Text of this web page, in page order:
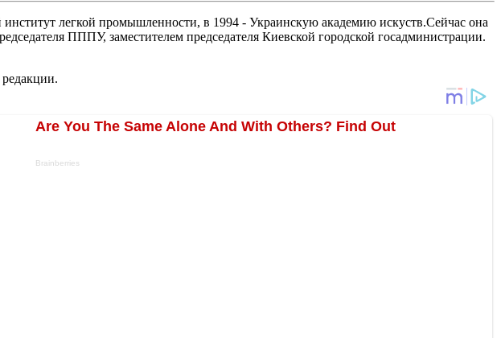
легкой промышленности, в 1994 - Украинскую академию искуств.Сейчас она
ПППУ, заместителем председателя Киевской городской госадминистрации.